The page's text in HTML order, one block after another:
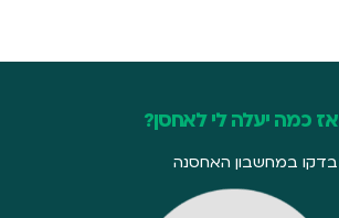
אז כמה יעלה לי לאחסן?
בדקו במחשבון האחסנה